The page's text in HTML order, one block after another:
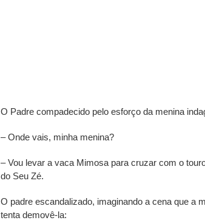
O Padre compadecido pelo esforço da menina
– Onde vais, minha menina?
– Vou levar a vaca Mimosa para cruzar com o
do Seu Zé.
O padre escandalizado, imaginando a cena que a
tenta demovê-la: